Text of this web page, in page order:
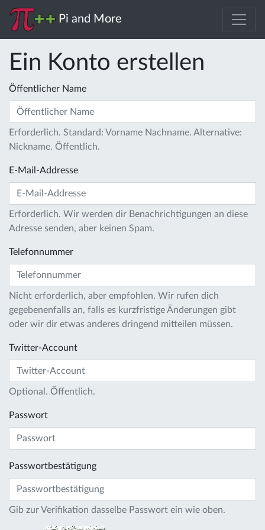
Pi and More
Ein Konto erstellen
Öffentlicher Name
Erforderlich. Standard: Vorname Nachname. Alternative:
Nickname. Öffentlich.
E-Mail-Addresse
Erforderlich. Wir werden dir Benachrichtigungen an diese
Adresse senden, aber keinen Spam.
Telefonnummer
Nicht erforderlich, aber empfohlen. Wir rufen dich
gegebenenfalls an, falls es kurzfristige Änderungen gibt
oder wir dir etwas anderes dringend mitteilen müssen.
Twitter-Account
Optional. Öffentlich.
Passwort
Passwortbestätigung
Gib zur Verifikation dasselbe Passwort ein wie oben.